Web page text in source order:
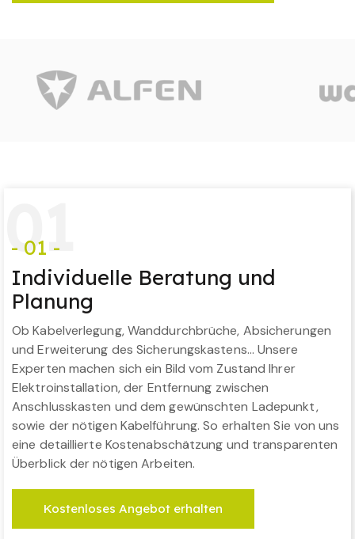
01
- 01 -
Individuelle Beratung und
Planung
Ob Kabelverlegung, Wanddurchbrüche, Absicherungen
und Erweiterung des Sicherungskastens… Unsere
Experten machen sich ein Bild vom Zustand Ihrer
Elektroinstallation, der Entfernung zwischen
Anschlusskasten und dem gewünschten Ladepunkt,
sowie der nötigen Kabelführung. So erhalten Sie von uns
eine detaillierte Kostenabschätzung und transparenten
Überblick der nötigen Arbeiten.
Kostenloses Angebot erhalten